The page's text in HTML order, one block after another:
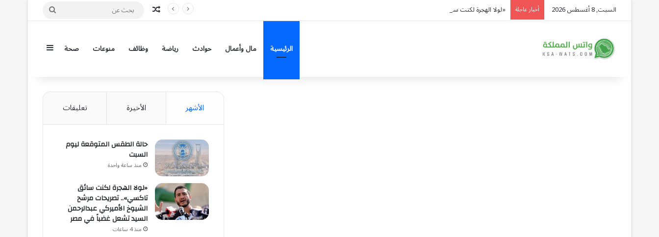
السبت, 8 أغسطس 2026 أخبار عاجلة «لولا الهجرة لكنت سائق تاكسي».. تصريحات مرشح الشيوخ الأميركي عبدالرحمن السيد تشعل غضباً في مصر مقال عشوائي
بحث
الرئيسية مال وأعمال حوادث رياضة وظائف منوعات صحة إضافة عمود
الأشهر الأخيرة تعليقات
حالة الطقس المتوقعة ليوم
السبت
منذ ساعة واحدة
«لولا الهجرة لكنت سائق
تاكسي».. تصريحات مرشح
الشيوخ الأميركي عبدالرحمن
السيد تشعل غضباً في مصر
منذ 4 ساعات